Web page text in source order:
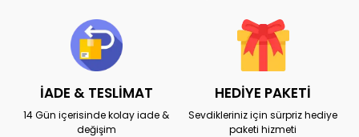
İADE & TESLİMAT
14 Gün içerisinde kolay iade &
değişim
HEDİYE PAKETİ
Sevdikleriniz için sürpriz hediye
paketi hizmeti